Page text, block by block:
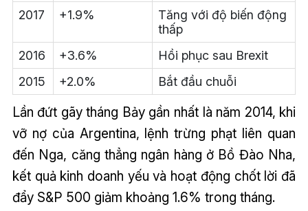
2017
+1.9%
Tăng với độ biến động
thấp
2016
+3.6%
Hồi phục sau Brexit
2015
+2.0% Bắt đầu chuỗi
Lần đứt gãy tháng Bảy gần nhất là năm 2014, khi
vỡ nợ của Argentina, lệnh trừng phạt liên quan
đến Nga, căng thẳng ngân hàng ở Bồ Đào Nha,
kết quả kinh doanh yếu và hoạt động chốt lời đã
đẩy S&P 500 giảm khoảng 1.6% trong tháng.